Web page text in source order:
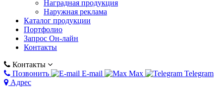
Наградная продукция
Наружная реклама
Каталог продукции
Портфолио
Запрос Он-лайн
Контакты
Контакты
Позвонить
E-mail Max
Telegram
Адрес